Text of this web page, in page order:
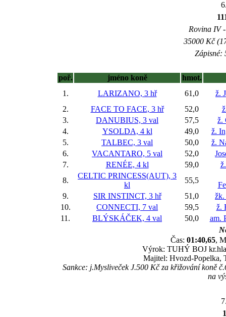
Rovina IV
35000 Kč
Zápisné:
poř. jméno koně
hmot.
1.
LARIZANO, 3 hř 61,0
ž.
2.
FACE TO FACE, 3 hř 52,0
3.
DANUBIUS, 3 val 57,5
ž.
4.
YSOLDA, 4 kl 49,0
ž.
5.
TALBEC, 3 val 50,0
ž.
6.
VACANTARO, 5 val 52,0
7.
RENÉE, 4 kl 59,0
8.
CELTIC PRINCESS(AUT), 3
kl
55,5
9.
SIR INSTINCT, 3 hř 51,0
žk.
10.
CONNECTI, 7 val 59,5
ž.
11.
BLÝSKÁČEK, 4 val 50,0
am.
Čas: 01:40,65,
Výrok: TUHÝ BOJ
Majitel: Hvozd-Popelka,
Sankce: j.Mysliveček J.500 Kč za křižování koně
na